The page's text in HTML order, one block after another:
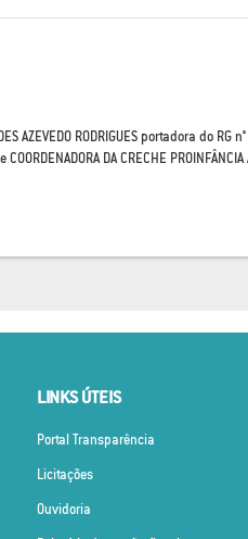
AZEVEDO RODRIGUES portadora do
DA CRECHE
LINKS ÚTEIS
Portal Transparência
Licitações
Ouvidoria